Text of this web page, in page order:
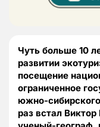
Чуть больше 10
развитии
посещение
ограниченное
южно-
раз встал